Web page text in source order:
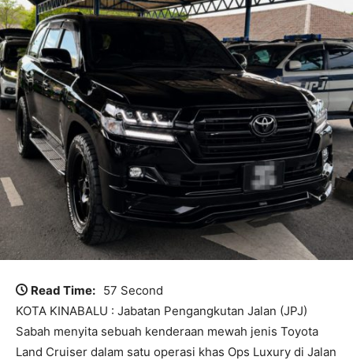
Read Time: 57 Second
KOTA KINABALU : Jabatan Pengangkutan Jalan (JPJ)
Sabah menyita sebuah kenderaan mewah jenis Toyota
Land Cruiser dalam satu operasi khas Ops Luxury di Jalan